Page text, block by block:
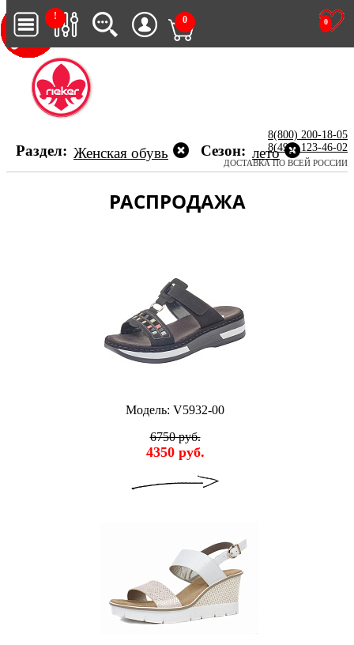
!
0
0
8(800) 200-18-05
8(495) 123-46-02
ДОСТАВКА ПО ВСЕЙ РОССИИ
Раздел: Женская обувь Сезон: лето
РАСПРОДАЖА
Модель: V5932-00
6750 руб.
4350 руб.